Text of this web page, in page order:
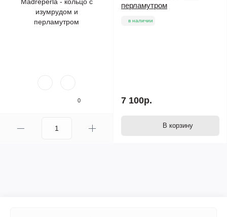
0
перламутром
в наличии
7 100р.
В корзину